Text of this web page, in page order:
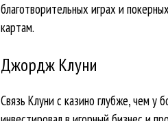
благотворительных играх и
картам.
Джордж Клуни
Связь Клуни с казино глубже, чем у